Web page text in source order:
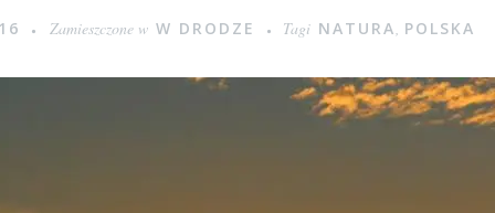
Zamieszczone w W DRODZE Tagi NATURA, POLSKA